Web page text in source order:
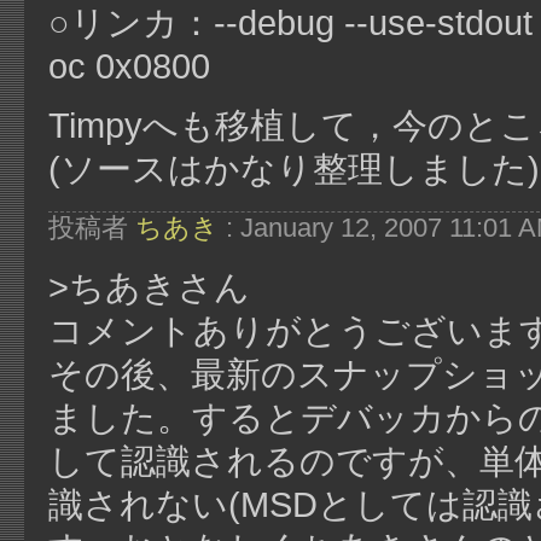
○リンカ：--debug --use-
oc 0x0800
Timpyへも移植して，今のと
(ソースはかなり整理しました)
投稿者 ちあき : January 12, 2007 11:01
>ちあきさん
コメントありがとうございま
その後、最新のスナップショ
ました。するとデバッカから
して認識されるのですが、単
識されない(MSDとしては認